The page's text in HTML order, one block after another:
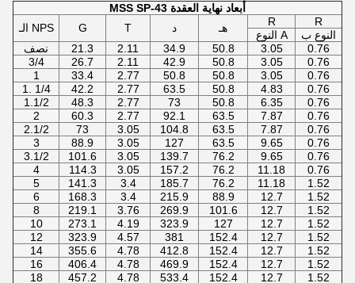
MSS SP-43 أبعاد نهاية العقدة
الـ NPS
G T د هـ R
R
النوع A
النوع ب
نصف
21.3 2.11 34.9 50.8 3.05
0.76
3/4
26.7 2.11 42.9 50.8 3.05
0.76
1
33.4 2.77 50.8 50.8 3.05
0.76
1. 1/4
42.2 2.77 63.5 50.8 4.83
0.76
1.1/2
48.3 2.77 73 50.8 6.35
0.76
2
60.3 2.77 92.1 63.5 7.87
0.76
2.1/2
73 3.05 104.8 63.5 7.87
0.76
3
88.9 3.05 127 63.5 9.65
0.76
3.1/2
101.6 3.05 139.7 76.2 9.65
0.76
4
114.3 3.05 157.2 76.2 11.18
0.76
5
141.3 3.4 185.7 76.2 11.18
1.52
6
168.3 3.4 215.9 88.9 12.7
1.52
8
219.1 3.76 269.9 101.6 12.7
1.52
10
273.1 4.19 323.9 127 12.7
1.52
12
323.9 4.57 381 152.4 12.7
1.52
14
355.6 4.78 412.8 152.4 12.7
1.52
16
406.4 4.78 469.9 152.4 12.7
1.52
18
457.2 4.78 533.4 152.4 12.7 1.52